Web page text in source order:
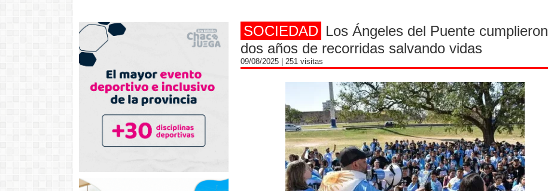
SOCIEDAD Los Ángeles del Puente cumplieron
dos años de recorridas salvando vidas
09/08/2025 | 251 visitas